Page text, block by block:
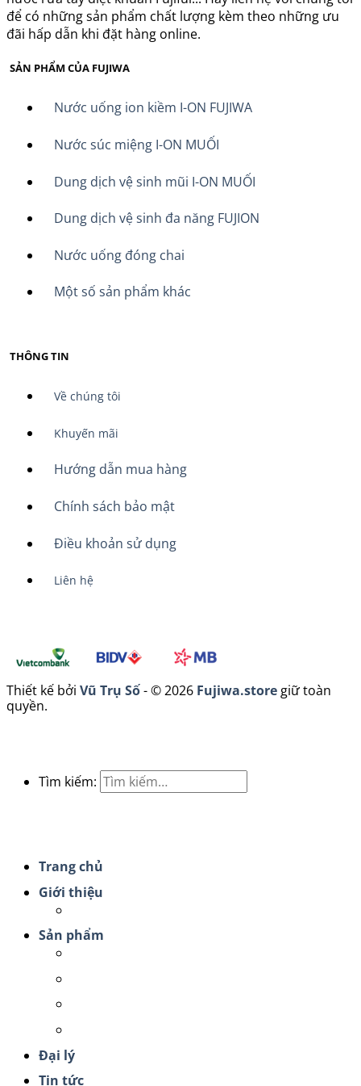
để có những sản phẩm chất lượng kèm theo những ưu
đãi hấp dẫn khi đặt hàng online.
SẢN PHẨM CỦA FUJIWA
Nước uống ion kiềm I-ON FUJIWA
Nước súc miệng I-ON MUỐI
Dung dịch vệ sinh mũi I-ON MUỐI
Dung dịch vệ sinh đa năng FUJION
Nước uống đóng chai
Một số sản phẩm khác
THÔNG TIN
Về chúng tôi
Khuyến mãi
Hướng dẫn mua hàng
Chính sách bảo mật
Điều khoản sử dụng
Liên hệ
Thiết kế bởi Vũ Trụ Số- © 2026 Fujiwa.store giữ toàn
quyền.
Tìm kiếm:
Trang chủ
Giới thiệu
Sản phẩm
Đại lý
Tin tức